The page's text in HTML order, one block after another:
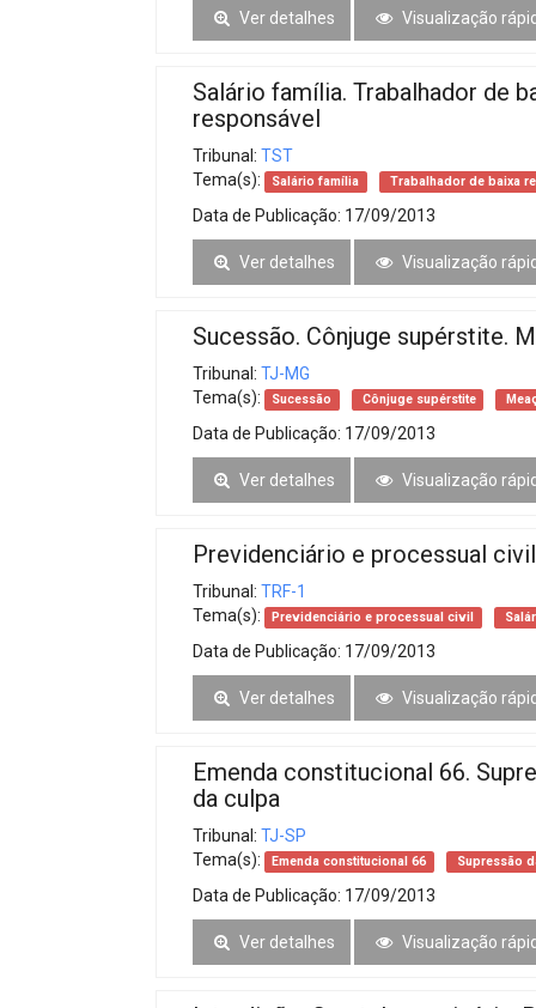
Ver detalhes Visualização
Salário família. Trabalhador de
responsável
Tribunal: TST
Tema(s):
Salário família Trabalhador de baixa
Data de Publicação: 17/09/2013
Ver detalhes Visualização
Sucessão. Cônjuge supérstite.
Tribunal: TJ-MG
Tema(s):
Sucessão Cônjuge supérstite
Data de Publicação: 17/09/2013
Ver detalhes Visualização
Previdenciário e processual
Tribunal: TRF-1
Tema(s):
Previdenciário e processual civil
Data de Publicação: 17/09/2013
Ver detalhes Visualização
Emenda constitucional 66.
da culpa
Tribunal: TJ-SP
Tema(s):
Emenda constitucional 66 Supressão
Data de Publicação: 17/09/2013
Ver detalhes Visualização